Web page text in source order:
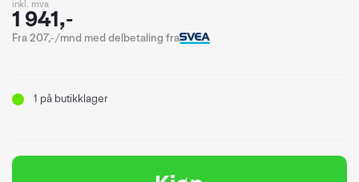
inkl. mva
1 941,-
Fra 207,-/mnd med delbetaling fra
1 på butikklager